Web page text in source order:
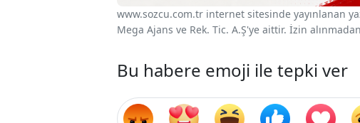
www.sozcu.com.tr internet sitesinde yayınlanan
Mega Ajans ve Rek. Tic. A.Ş'ye aittir. İzin
Bu habere emoji ile tepki ver